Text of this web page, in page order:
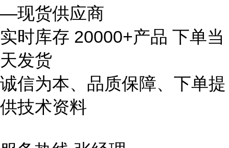
—现货供应商
实时库存 20000+产品 下单当
天发货
诚信为本、品质保障、下单提
供技术资料